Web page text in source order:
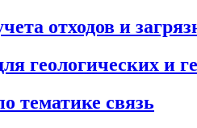
отходов и
геологических и
тематике связь